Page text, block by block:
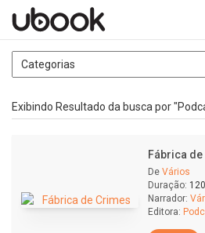
Exibindo Resultado da busca por
Fábrica
De Vários
Duração:
Narrador:
Editora: